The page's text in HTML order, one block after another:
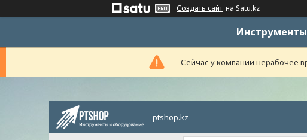
Создать сайт на Satu.kz
Сейчас у компании нерабочее
ptshop.kz